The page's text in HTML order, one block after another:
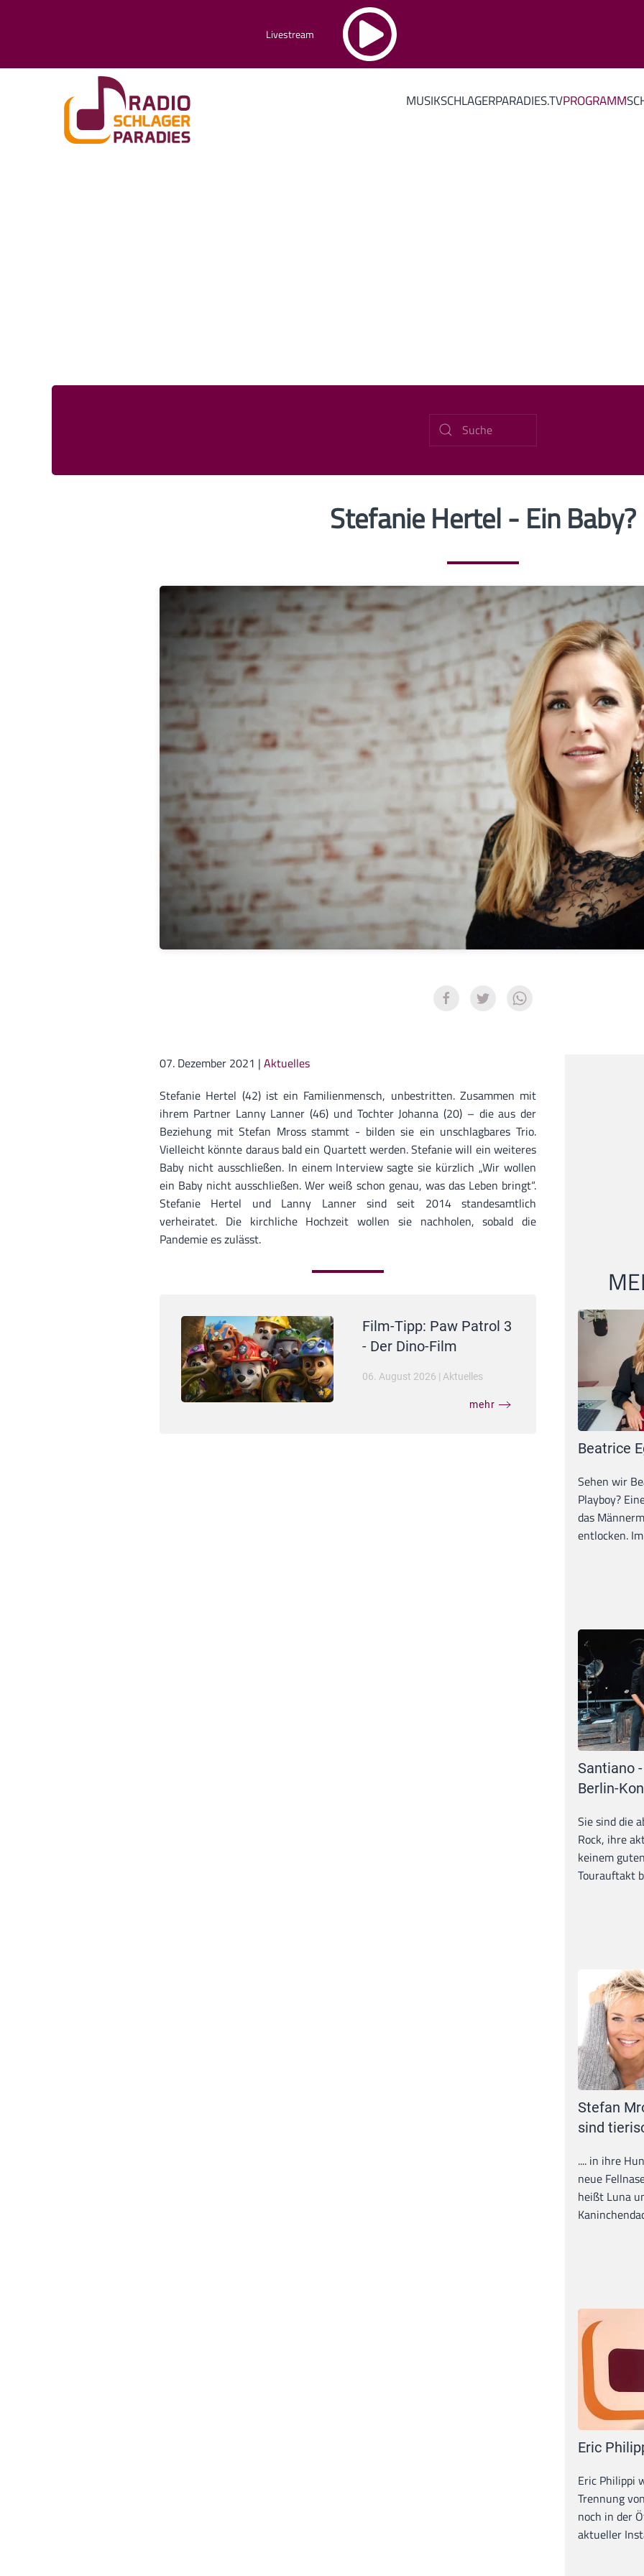
Livestream
MUSIKSCHLAGERPARADIES.TVPROGRAMM
Stefanie Hertel - Ein Baby?
07. Dezember 2021 | Aktuelles
Stefanie Hertel (42) ist ein Familienmensch, unbestritten. Zusammen mit
ihrem Partner Lanny Lanner (46) und Tochter Johanna (20) – die aus der
Beziehung mit Stefan Mross stammt - bilden sie ein unschlagbares Trio.
Vielleicht könnte daraus bald ein Quartett werden. Stefanie will ein weiteres
Baby nicht ausschließen. In einem Interview sagte sie kürzlich „Wir wollen
ein Baby nicht ausschließen. Wer weiß schon genau, was das Leben bringt“.
Stefanie Hertel und Lanny Lanner sind seit 2014 standesamtlich
verheiratet. Die kirchliche Hochzeit wollen sie nachholen, sobald die
Pandemie es zulässt.
Film-Tipp: Paw Patrol 3
- Der Dino-Film
06. August 2026 | Aktuelles
mehr
Beatrice
Sehen wir
Playboy?
das
entlocken.
Santiano
Berlin-
Sie sind die
Rock, ihre
keinem
Tourauftakt
Stefan
sind
.... in ihre
neue
heißt Luna
Eric
Eric Philippi
Trennung
noch in der
aktueller